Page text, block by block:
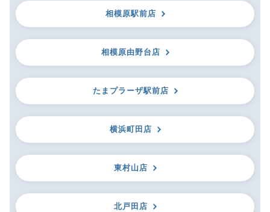
相模原駅前店
相模原由野台店
たまプラーザ駅前店
横浜町田店
東村山店
北戸田店